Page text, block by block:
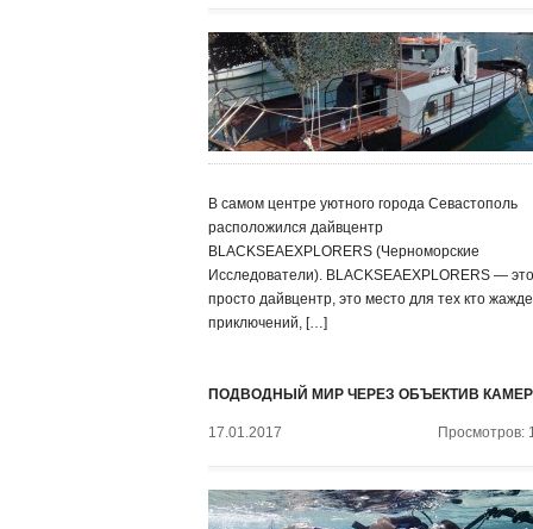
В самом центре уютного города Севастополь
расположился дайвцентр
BLACKSEAEXPLORERS (Черноморские
Исследователи). BLACKSEAEXPLORERS —
просто дайвцентр, это место для тех кто
приключений, […]
ПОДВОДНЫЙ МИР ЧЕРЕЗ ОБЪЕКТИВ
17.01.2017 Просмотров: